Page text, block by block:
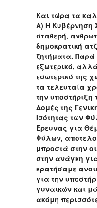
Και τώρα τα
Α) Η Κυβέρνηση
σταθερή,
δημοκρατική
ζητήματα. Παρά
εξωτερικό,
εσωτερικό της
τα τελευταία
την υποστήριξη
Δομές της
Ισότητας των
Έρευνας για
Φύλων,
μπροστά στην
στην ανάγκη
κρατήσαμε
για την
γυναικών και
ακόμη